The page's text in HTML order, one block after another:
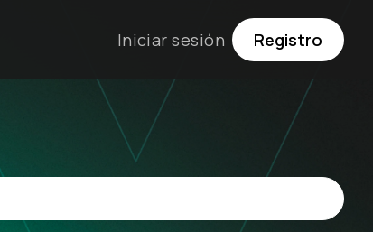
Iniciar sesión Registro